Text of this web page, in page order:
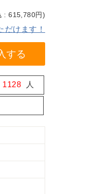
: 615,780円)
けます！
する
1128 人